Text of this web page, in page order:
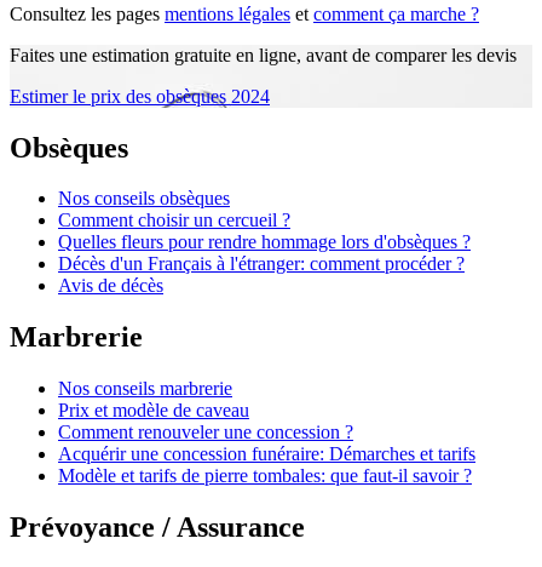
Consultez les pages mentions légales et comment ça marche ?
Faites une estimation gratuite en ligne, avant de comparer les devis
Estimer le prix des obsèques 2024
Obsèques
Nos conseils obsèques
Comment choisir un cercueil ?
Quelles fleurs pour rendre hommage lors d'obsèques ?
Décès d'un Français à l'étranger: comment procéder ?
Avis de décès
Marbrerie
Nos conseils marbrerie
Prix et modèle de caveau
Comment renouveler une concession ?
Acquérir une concession funéraire: Démarches et tarifs
Modèle et tarifs de pierre tombales: que faut-il savoir ?
Prévoyance / Assurance